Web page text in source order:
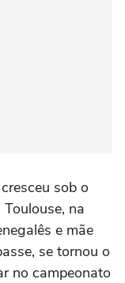
sob o
na
e mãe
se tornou o
no campeonato